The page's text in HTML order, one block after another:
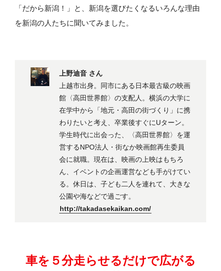
「だから新潟！」と、新潟を選びたくなるいろんな理由
を新潟の人たちに聞いてみました。
上野迪音 さん
上越市出身。同市にある日本最古級の映画
館〈高田世界館〉の支配人。横浜の大学に
在学中から「地元・高田の街づくり」に携
わりたいと考え、卒業後すぐにUターン。
学生時代に出会った、〈高田世界館〉を運
営するNPO法人・街なか映画館再生委員
会に就職。現在は、映画の上映はもちろ
ん、イベントの企画運営なども手がけてい
る。休日は、子ども二人を連れて、大きな
公園や海などで過ごす。
http://takadasekaikan.com/
車を５分走らせるだけで広がる